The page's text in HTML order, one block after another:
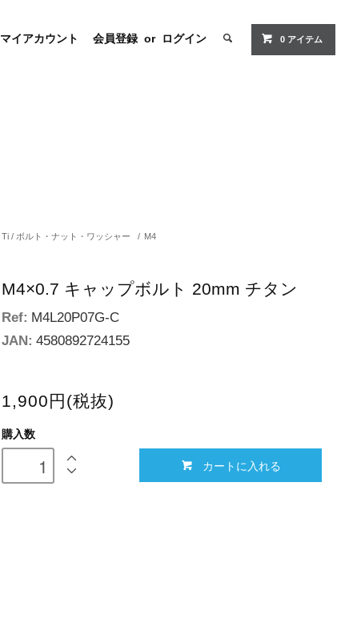
マイアカウント 会員登録 or ログイン 0 アイテム
Ti / ボルト・ナット・ワッシャー / M4
M4×0.7 キャップボルト 20mm チタン
Ref: M4L20P07G-C
JAN: 4580892724155
1,900円(税抜)
購入数
カートに入れる